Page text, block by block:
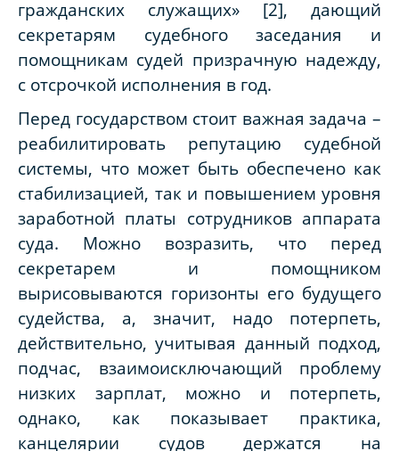
гражданских служащих» [2], дающий
секретарям судебного заседания и
помощникам судей призрачную надежду,
с отсрочкой исполнения в год.
Перед государством стоит важная задача –
реабилитировать репутацию судебной
системы, что может быть обеспечено как
стабилизацией, так и повышением уровня
заработной платы сотрудников аппарата
суда. Можно возразить, что перед
секретарем и помощником
вырисовываются горизонты его будущего
судейства, а, значит, надо потерпеть,
действительно, учитывая данный подход,
подчас, взаимоисключающий проблему
низких зарплат, можно и потерпеть,
однако, как показывает практика,
канцелярии судов держатся на